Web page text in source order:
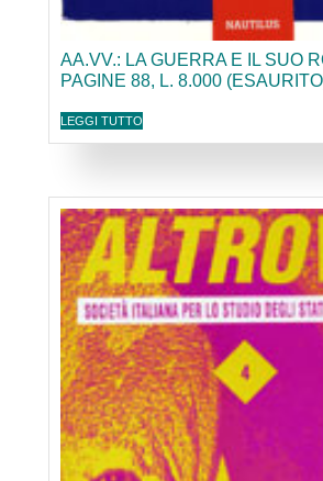
AA.VV.: LA GUERRA E IL SUO
PAGINE 88, L. 8.000
LEGGI TUTTO